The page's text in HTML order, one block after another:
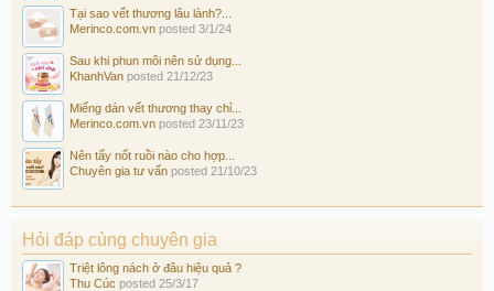
Tại sao vết thương lâu lành?...
Merinco.com.vn posted 3/1/24
Sau khi phun môi nên sử dụng...
KhanhVan posted 21/12/23
Miếng dán vết thương thay chỉ...
Merinco.com.vn posted 23/11/23
Nên tẩy nốt ruồi nào cho hợp...
Chuyên gia tư vấn posted 21/10/23
Hỏi đáp cùng chuyên gia
Triệt lông nách ở đâu hiệu quả ?
Thu Cúc posted 25/3/17